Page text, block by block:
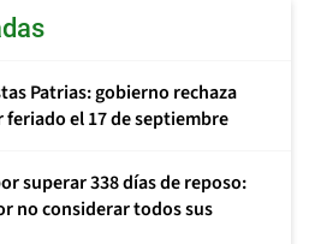
Patrias: gobierno rechaza
feriado el 17 de septiembre
superar 338 días de reposo:
no considerar todos sus